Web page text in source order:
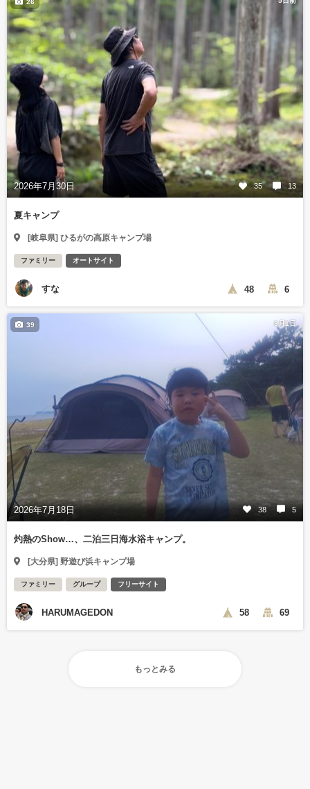
2026年7月30日 35 13
夏キャンプ
[岐阜県] ひるがの高原キャンプ場
ファミリー オートサイト
すな 48 6
8月1日
2026年7月18日 38 5
39
灼熱のShow…、二泊三日海水浴キャンプ。
[大分県] 野遊び浜キャンプ場
ファミリー グループ フリーサイト
HARUMAGEDON 58 69
もっとみる